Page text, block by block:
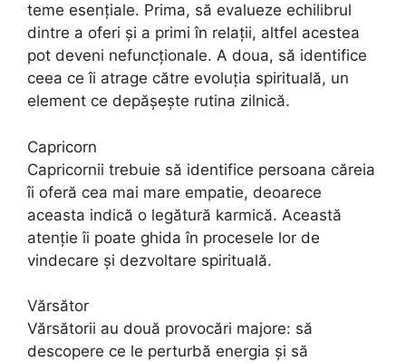
teme esențiale. Prima, să evalueze echilibrul
dintre a oferi și a primi în relații, altfel acestea
pot deveni nefuncționale. A doua, să identifice
ceea ce îi atrage către evoluția spirituală, un
element ce depășește rutina zilnică.
Capricorn
Capricornii trebuie să identifice persoana căreia
îi oferă cea mai mare empatie, deoarece
aceasta indică o legătură karmică. Această
atenție îi poate ghida în procesele lor de
vindecare și dezvoltare spirituală.
Vărsător
Vărsătorii au două provocări majore: să
descopere ce le perturbă energia și să